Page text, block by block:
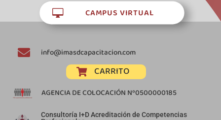
 CAMPUS VIRTUAL
 info@imasdcapacitacion.com
 CARRITO
AGENCIA DE COLOCACIÓN Nº0500000185
Consultoría I+D Acreditación de Competencias